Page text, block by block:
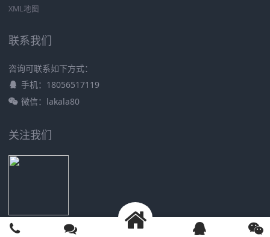
XML地图
联系我们
咨询可联系如下方式：
手机：18056517119
微信：lakala80
关注我们